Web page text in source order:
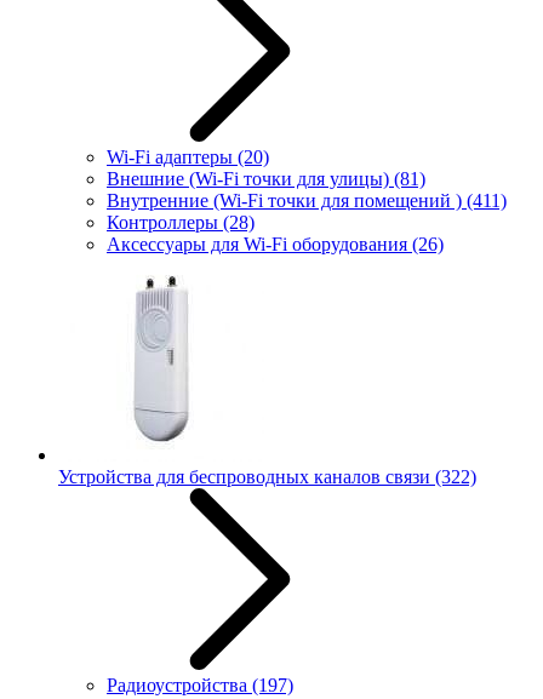
Wi-Fi адаптеры (20)
Внешние (Wi-Fi точки для улицы) (81)
Внутренние (Wi-Fi точки для помещений ) (411)
Контроллеры (28)
Аксессуары для Wi-Fi оборудования (26)
Устройства для беспроводных каналов связи (322)
Радиоустройства (197)